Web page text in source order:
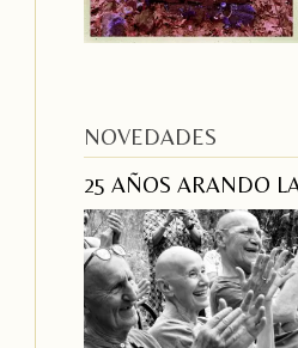
NOVEDADES
25 AÑOS ARANDO